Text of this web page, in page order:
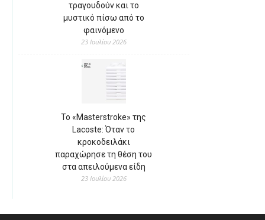
τραγουδούν και το
μυστικό πίσω από το
φαινόμενο
23 Ιουλίου 2026
Το «Masterstroke» της
Lacoste: Όταν το
κροκοδειλάκι
παραχώρησε τη θέση του
στα απειλούμενα είδη
23 Ιουλίου 2026